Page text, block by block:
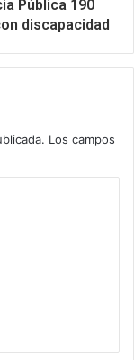
Pública 190
discapacidad
Los campos